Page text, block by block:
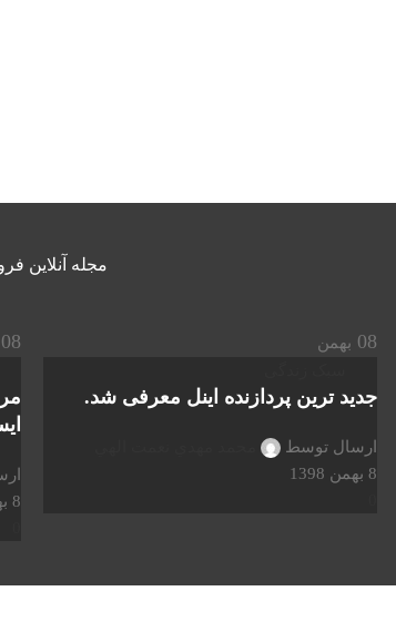
مجله آنلاین
08 بهمن
جدید ترین پردازنده اینل معرفی شد.
ارسال توسط
8 بهمن 1398
08
8 بهمن 1398